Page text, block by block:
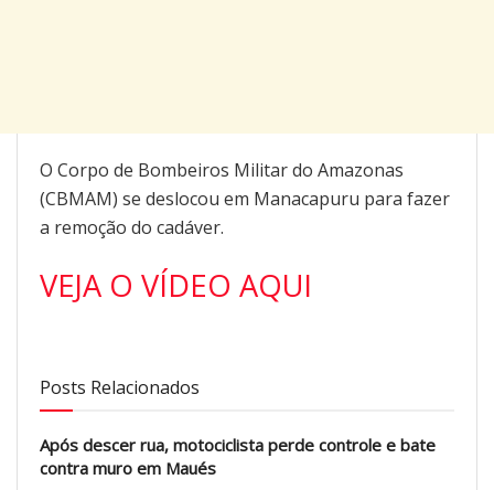
O Corpo de Bombeiros Militar do Amazonas
(CBMAM) se deslocou em Manacapuru para fazer
a remoção do cadáver.
VEJA O VÍDEO AQUI
Posts Relacionados
Após descer rua, motociclista perde controle e bate
contra muro em Maués